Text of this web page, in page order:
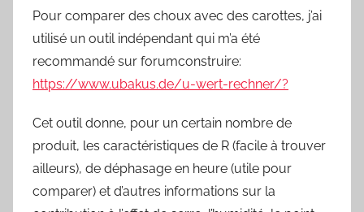
Pour comparer des choux avec des carottes, j’ai
utilisé un outil indépendant qui m’a été
recommandé sur forumconstruire:
https://www.ubakus.de/u-wert-rechner/?
Cet outil donne, pour un certain nombre de
produit, les caractéristiques de R (facile à trouver
ailleurs), de déphasage en heure (utile pour
comparer) et d’autres informations sur la